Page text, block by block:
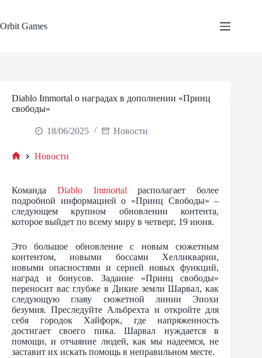
content
Orbit Games
Diablo Immortal о наградах в дополнении «Принц
свободы»
18/06/2025 Новости
Новости
Команда Diablo Immortal располагает более
подробной информацией о «Принц Свободы» –
следующем крупном обновлении контента,
которое выйдет по всему миру в четверг, 19 июня.
Это большое обновление с новым сюжетным
контентом, новыми боссами Хелликварии,
новыми опасностями и серией новых функций,
наград и бонусов. Задание «Принц свободы»
переносит вас глубже в Дикие земли Шарвал, как
следующую главу сюжетной линии Эпохи
безумия. Преследуйте Альбрехта и откройте для
себя городок Хайфорк, где напряженность
достигает своего пика. Шарвал нуждается в
помощи, и отчаяние людей, как мы надеемся, не
заставит их искать помощь в неправильном месте.